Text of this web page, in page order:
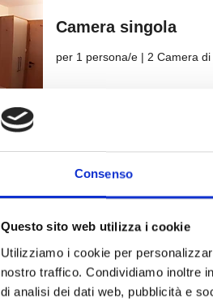
Consenso
Questo sito web utilizza i cookie
Utilizziamo i cookie per
nostro traffico. Condividiamo inoltre
di analisi dei dati web, pubblicità e